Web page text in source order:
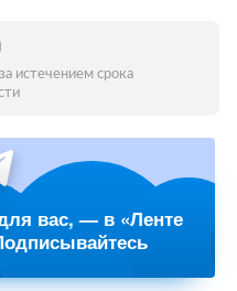
истечением срока
вас, — в «Ленте